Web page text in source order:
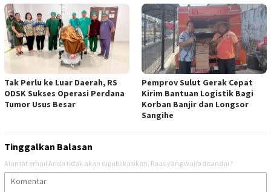
Tak Perlu ke Luar Daerah, RS
ODSK Sukses Operasi Perdana
Tumor Usus Besar
Pemprov Sulut Gerak Cepat
Kirim Bantuan Logistik Bagi
Korban Banjir dan Longsor
Sangihe
Tinggalkan Balasan
Alamat email Anda tidak akan dipublikasikan. Ruas yang wajib ditandai *